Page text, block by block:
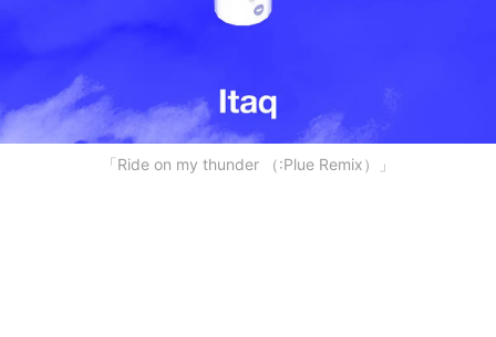
「Ride on my thunder （:Plue Remix）」